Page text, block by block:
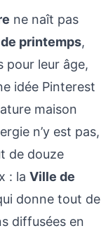
ne naît pas
printemps,
pour leur âge,
idée Pinterest
maison
n’y est pas,
de douze
: la Ville de
donne tout de
diffusées en